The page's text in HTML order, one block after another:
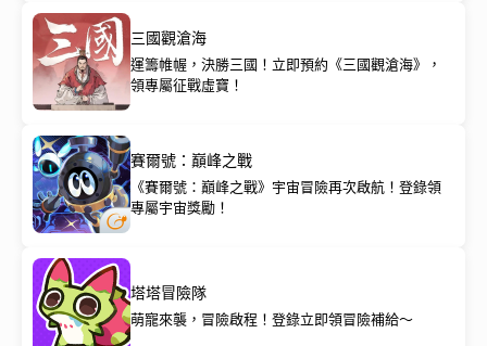
三國觀滄海
運籌帷幄，決勝三國！立即預約《三國觀滄海》，
領專屬征戰虛寶！
賽爾號：巔峰之戰
《賽爾號：巔峰之戰》宇宙冒險再次啟航！登錄領
專屬宇宙獎勵！
塔塔冒險隊
萌寵來襲，冒險啟程！登錄立即領冒險補給～